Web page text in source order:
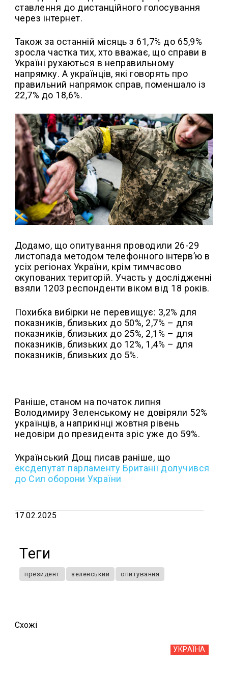
ставлення до дистанційного голосування
через інтернет.
Також за останній місяць з 61,7% до 65,9%
зросла частка тих, хто вважає, що справи в
Україні рухаються в неправильному
напрямку. А українців, які говорять про
правильний напрямок справ, поменшало із
22,7% до 18,6%.
Додамо, що опитування проводили 26-29
листопада методом телефонного інтерв’ю в
усіх регіонах України, крім тимчасово
окупованих територій. Участь у дослідженні
взяли 1203 респонденти віком від 18 років.
Похибка вибірки не перевищує: 3,2% для
показників, близьких до 50%, 2,7% – для
показників, близьких до 25%, 2,1% – для
показників, близьких до 12%, 1,4% – для
показників, близьких до 5%.
Раніше, станом на початок липня
Володимиру Зеленському не довіряли 52%
українців, а наприкінці жовтня рівень
недовіри до президента зріс уже до 59%.
Український Дощ писав раніше, що
ексдепутат парламенту Британії долучився
до Сил оборони України
17.02.2025
Теги
президент зеленський опитування
Схожi
УКРАЇНА